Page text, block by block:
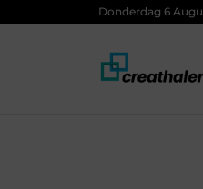
Donderdag 6